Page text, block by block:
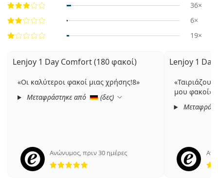
36×
6×
19×
Lenjoy 1 Day Comfort (180 φακοί)
Οι καλύτεροι φακοί μιας χρήσης!8
Μεταφράστηκε από
(δες)
Ανώνυμος,πριν 30 ημέρες
5 αξιολογήσεις από 5
Lenjoy 1
μου φακοί